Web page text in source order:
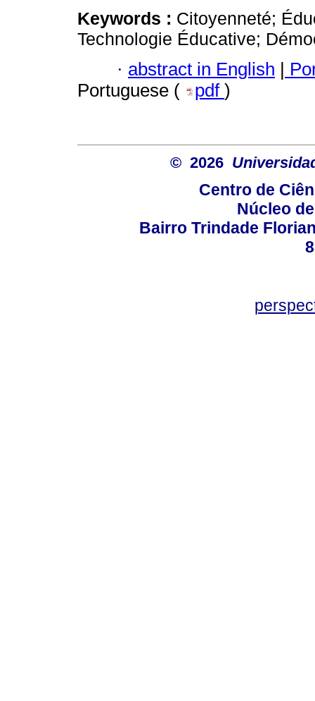
Keywords : Citoyenneté;
Technologie Éducative;
· abstract in English |
Portuguese (
pdf )
© 2026
Centro de
Núcleo
Bairro Trindade